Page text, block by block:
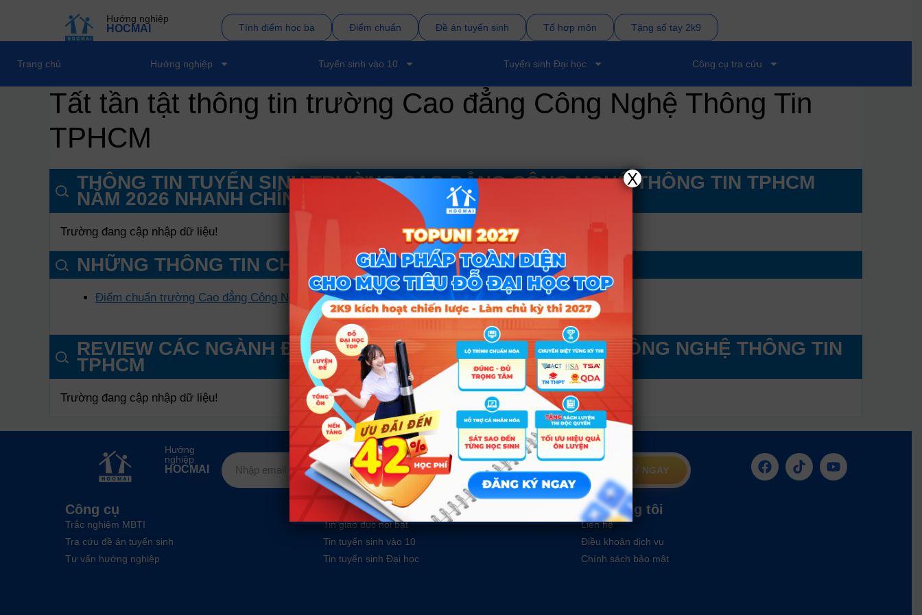
Hướng nghiệp
HOCMAI Tính điểm học bạ Điểm chuẩn Đề án tuyển sinh Tổ hợp môn Tặng sổ tay 2k9
Trang chủ Hướng nghiệp Tuyển sinh vào 10 Tuyển sinh Đại học Công cụ tra cứu
Tất tần tật thông tin trường Cao đẳng Công Nghệ Thông Tin
TPHCM
THÔNG TIN TUYỂN SINH TRƯỜNG CAO ĐẲNG CÔNG NGHỆ THÔNG TIN TPHCM
NĂM 2026 NHANH CHÍNH XÁC NHẤT XEM THÊM
Trường đang cập nhập dữ liệu!
NHỮNG THÔNG TIN CHI TIẾT VỀ TRƯỜNG XEM THÊM
Điểm chuẩn trường Cao đẳng Công Nghệ Thông Tin TPHCM
REVIEW CÁC NGÀNH ĐÀO TẠO TẠI TRƯỜNG CAO ĐẲNG CÔNG NGHỆ THÔNG TIN
TPHCM
Trường đang cập nhập dữ liệu!
Hướng
nghiệp
HOCMAI ĐĂNG KÝ NGAY
Công cụ
Trắc nghiệm MBTI
Tra cứu đề án tuyển sinh
Tư vấn hướng nghiệp
Tin tức
Tin giáo dục nổi bật
Tin tuyển sinh vào 10
Tin tuyển sinh Đại học
Về chúng tôi
Liên hệ
Điều khoản dịch vụ
Chính sách bảo mật
X